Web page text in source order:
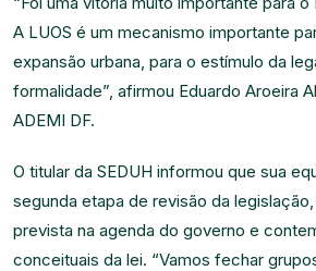
A LUOS é um mecanismo importante
expansão urbana, para o estímulo da
formalidade”, afirmou Eduardo Aroeira
ADEMI DF.
O titular da SEDUH informou que sua
segunda etapa de revisão da
prevista na agenda do governo e
conceituais da lei. “Vamos fechar